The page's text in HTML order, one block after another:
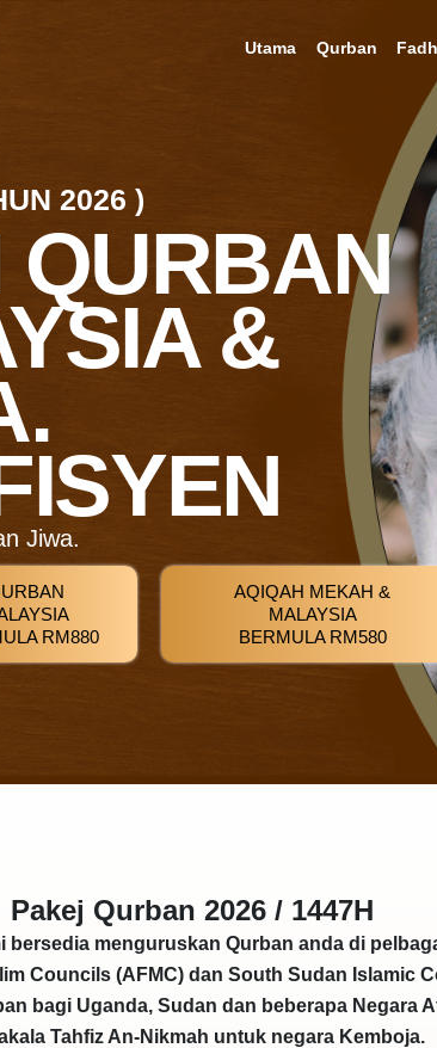
Utama Qurban
2026 )
&
Jiwa.
RM880
AQIQAH MEKAH &
MALAYSIA
BERMULA RM580
Pakej Qurban 2026 / 1447H
bersedia menguruskan Qurban anda di
Councils (AFMC) dan South Sudan Islamic
bagi Uganda, Sudan dan beberapa Negara
Tahfiz An-Nikmah untuk negara Kemboja.